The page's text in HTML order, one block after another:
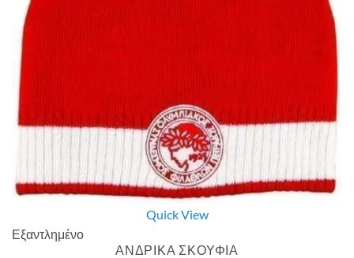
Quick View
Εξαντλημένο
ΑΝΔΡΙΚΑ ΣΚΟΥΦΙΑ